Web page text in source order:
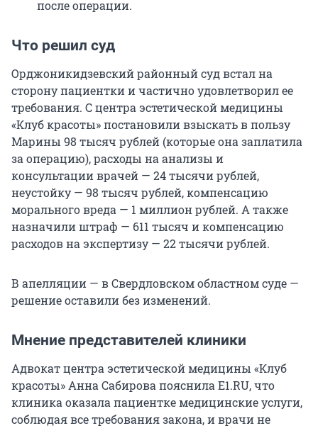
после операции.
Что решил суд
Орджоникидзевский районный суд встал на
сторону пациентки и частично удовлетворил ее
требования. С центра эстетической медицины
«Клуб красоты» постановили взыскать в пользу
Марины 98 тысяч рублей (которые она заплатила
за операцию), расходы на анализы и
консультации врачей — 24тысячи рублей,
неустойку — 98 тысяч рублей, компенсацию
морального вреда — 1 миллион рублей. А также
назначили штраф — 611 тысяч и компенсацию
расходов на экспертизу — 22тысячи рублей.
В апелляции — в Свердловском областном суде —
решение оставили без изменений.
Мнение представителей клиники
Адвокат центра эстетической медицины «Клуб
красоты» Анна Сабирова пояснила E1.RU, что
клиника оказала пациентке медицинские услуги,
соблюдая все требования закона, и врачи не